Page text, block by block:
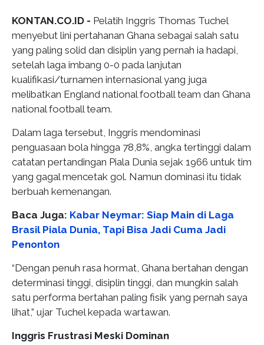
KONTAN.CO.ID - Pelatih Inggris Thomas Tuchel
menyebut lini pertahanan Ghana sebagai salah satu
yang paling solid dan disiplin yang pernah ia hadapi,
setelah laga imbang 0-0 pada lanjutan
kualifikasi/turnamen internasional yang juga
melibatkan England national football team dan Ghana
national football team.
Dalam laga tersebut, Inggris mendominasi
penguasaan bola hingga 78,8%, angka tertinggi dalam
catatan pertandingan Piala Dunia sejak 1966 untuk tim
yang gagal mencetak gol. Namun dominasi itu tidak
berbuah kemenangan.
Baca Juga: Kabar Neymar: Siap Main di Laga
Brasil Piala Dunia, Tapi Bisa Jadi Cuma Jadi
Penonton
“Dengan penuh rasa hormat, Ghana bertahan dengan
determinasi tinggi, disiplin tinggi, dan mungkin salah
satu performa bertahan paling fisik yang pernah saya
lihat,” ujar Tuchel kepada wartawan.
Inggris Frustrasi Meski Dominan